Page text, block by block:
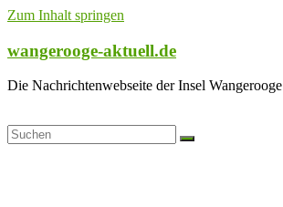
Zum Inhalt springen
wangerooge-aktuell.de
Die Nachrichtenwebseite der Insel Wangerooge